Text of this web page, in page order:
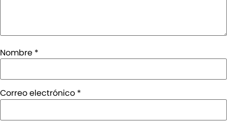
Nombre *
Correo electrónico *